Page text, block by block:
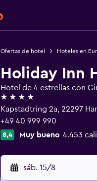
Ofertas de hotel Hoteles en
Holiday Inn
Hotel de 4 estrellas con
4 estrellas
Kapstadtring 2a, 22297
+49 40 999 990
8,4 Muy bueno 4.453
sáb. 15/8